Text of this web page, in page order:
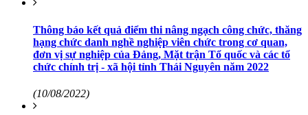
Thông báo kết quả điểm thi nâng ngạch công chức, thăng
hạng chức danh nghề nghiệp viên chức trong cơ quan,
đơn vị sự nghiệp của Đảng, Mặt trận Tổ quốc và các tổ
chức chính trị - xã hội tỉnh Thái Nguyên năm 2022
(10/08/2022)